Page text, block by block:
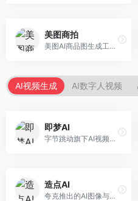
美图商拍
美图AI商品图生成工具，整合美图生态。面向电商卖家，提供商品图美化、模特替换、场景生成等服务，移动端操作便捷。
AI视频生成 AI数字人视频
即梦AI
字节跳动旗下AI视频创作平台，支持多模态内容生成。面向内容创作者和营销人员，提供文生视频、图生视频、智能剪辑等功能，中文理解能力强，创作效率高。
造点AI
夸克推出的AI图像与视频创作平台。面向普通用户和内容创作者，提供文生图、文生视频等功能，操作简便，与夸克生态深度整合。